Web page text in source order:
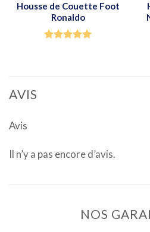
Housse de Couette Foot
Ronaldo
AVIS
Avis
Il n’y a pas encore d’avis.
NOS